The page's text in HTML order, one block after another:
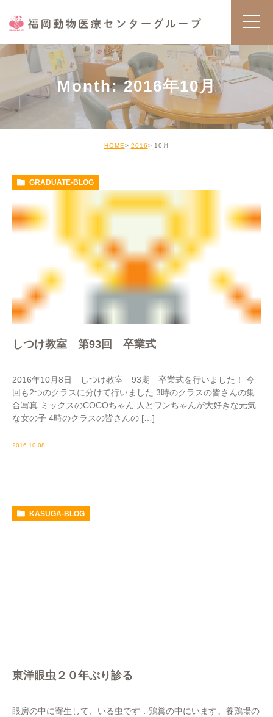
Month: 2016年10月
HOME 2016 10月
GRADUATE-BLOG
しつけ教室 第93回 卒業式
2016年10月8日 しつけ教室 93期 卒業式を行いました！ 今
回も2つのクラスに分けて行いました 3時のクラスの皆さんの集
合写真 ミックスのCOCOちゃん 人とワンちゃんが大好きな元気
な女の子 4時のクラスの皆さんの […]
2016.10.08
KASUGA-BLOG
東洋眼虫２０年ぶり診る
眼房の中に寄生して、いる虫です．鶏糞の中にいます。養鶏場の